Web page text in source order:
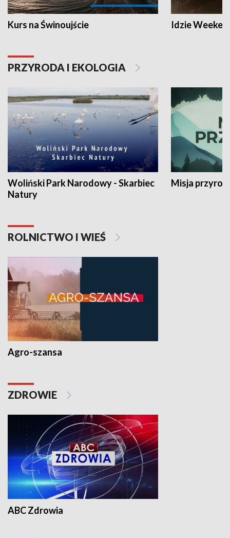
Kurs na Świnoujście Idzie
PRZYRODA I EKOLOGIA
Woliński Park Narodowy - Skarbiec
Natury
Misja
ROLNICTWO I WIEŚ
Agro-szansa
ZDROWIE
ABC Zdrowia